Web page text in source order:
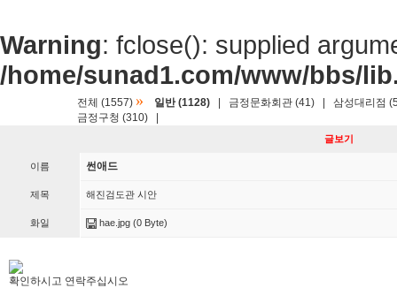
Warning: fclose(): supplied
/home/sunad1.com/www/bbs/
전체 (1557) » 일반 (1128) 금정문화회관 (41)
삼성대리점
금정구청 (310)
글보기
이름 썬애드
제목 해진검도관 시안
화일 hae.jpg (0 Byte)
확인하시고 연락주십시오